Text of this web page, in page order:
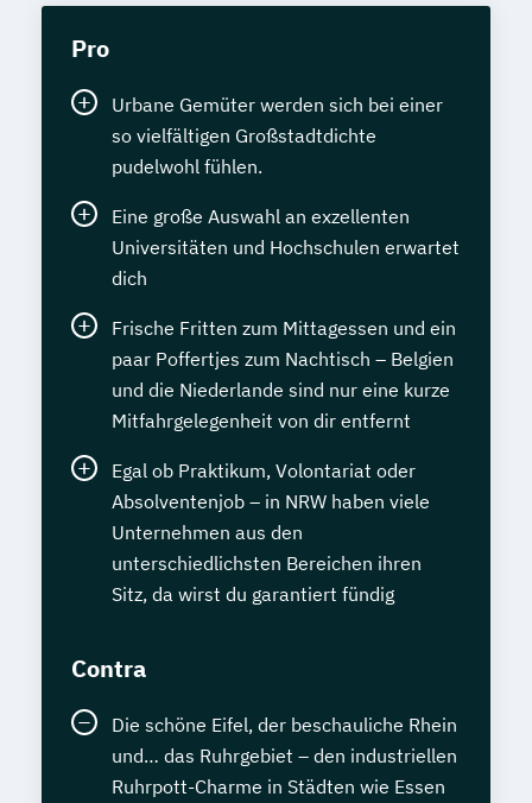
Pro
Urbane Gemüter werden sich bei einer
so vielfältigen Großstadtdichte
pudelwohl fühlen.
Eine große Auswahl an exzellenten
Universitäten und Hochschulen erwartet
dich
Frische Fritten zum Mittagessen und ein
paar Poffertjes zum Nachtisch – Belgien
und die Niederlande sind nur eine kurze
Mitfahrgelegenheit von dir entfernt
Egal ob Praktikum, Volontariat oder
Absolventenjob – in NRW haben viele
Unternehmen aus den
unterschiedlichsten Bereichen ihren
Sitz, da wirst du garantiert fündig
Contra
Die schöne Eifel, der beschauliche Rhein
und… das Ruhrgebiet – den industriellen
Ruhrpott-Charme in Städten wie Essen